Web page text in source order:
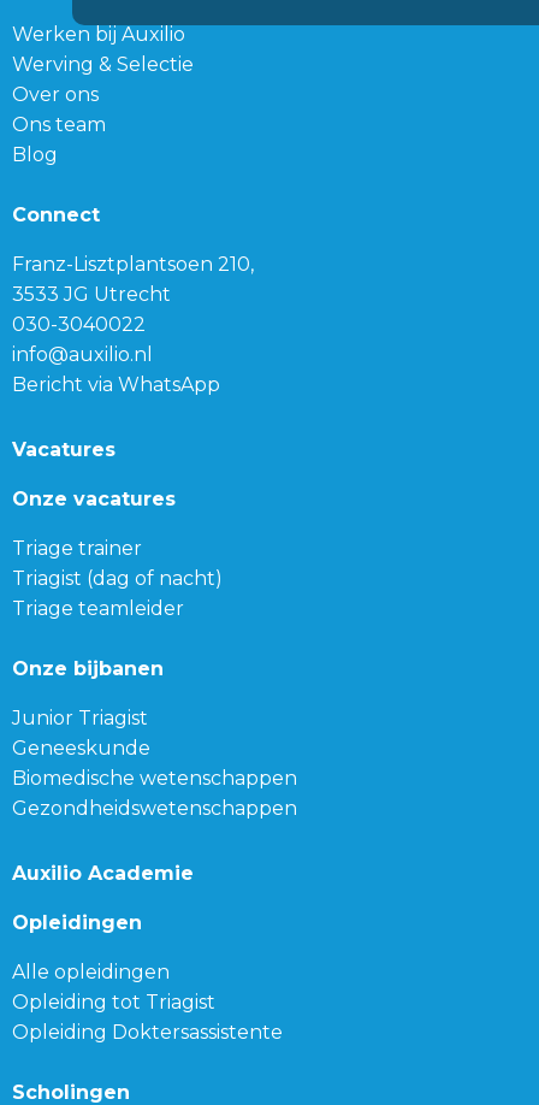
Werken bij Auxilio
Werving & Selectie
Over ons
Ons team
Blog
Connect
Franz-Lisztplantsoen 210,
3533 JG Utrecht
030-3040022
info@auxilio.nl
Bericht via WhatsApp
Vacatures
Onze vacatures
Triage trainer
Triagist (dag of nacht)
Triage teamleider
Onze bijbanen
Junior Triagist
Geneeskunde
Biomedische wetenschappen
Gezondheidswetenschappen
Auxilio Academie
Opleidingen
Alle opleidingen
Opleiding tot Triagist
Opleiding Doktersassistente
Scholingen